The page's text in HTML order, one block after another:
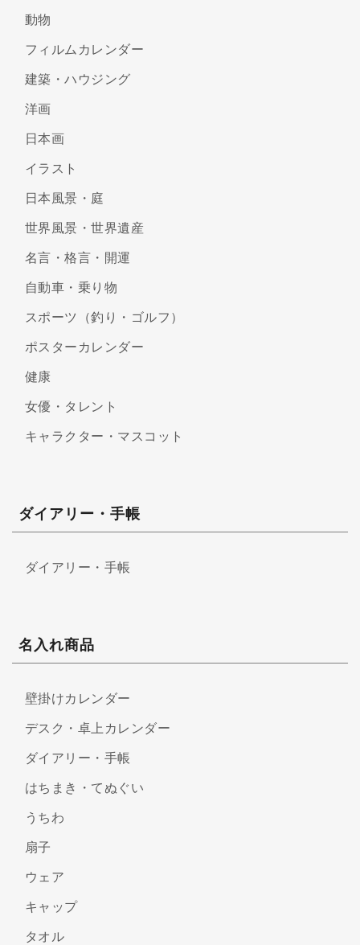
動物
フィルムカレンダー
建築・ハウジング
洋画
日本画
イラスト
日本風景・庭
世界風景・世界遺産
名言・格言・開運
自動車・乗り物
スポーツ（釣り・ゴルフ）
ポスターカレンダー
健康
女優・タレント
キャラクター・マスコット
ダイアリー・手帳
ダイアリー・手帳
名入れ商品
壁掛けカレンダー
デスク・卓上カレンダー
ダイアリー・手帳
はちまき・てぬぐい
うちわ
扇子
ウェア
キャップ
タオル